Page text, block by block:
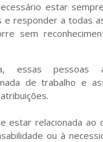
estar
e responder a todas
sem
essas pessoas
de trabalho e
estar relacionada ao
ou à